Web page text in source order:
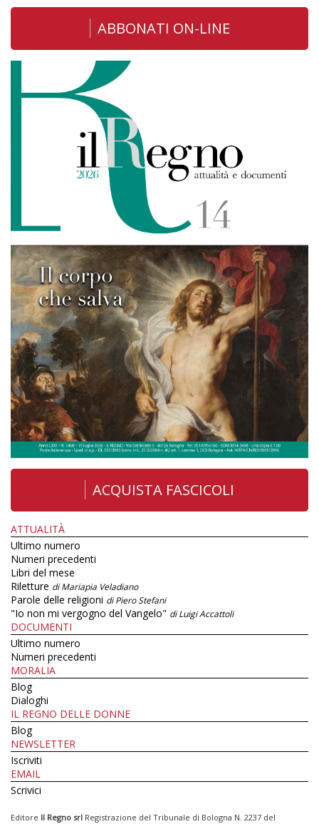
ABBONATI ON-LINE
ACQUISTA FASCICOLI
ATTUALITÀ
Ultimo numero
Numeri precedenti
Libri del mese
Riletture di Mariapia Veladiano
Parole delle religioni di Piero Stefani
"Io non mi vergogno del Vangelo" di Luigi Accattoli
DOCUMENTI
Ultimo numero
Numeri precedenti
MORALIA
Blog
Dialoghi
IL REGNO DELLE DONNE
Blog
NEWSLETTER
Iscriviti
EMAIL
Scrivici
Editore Il Regno srl Registrazione del Tribunale di Bologna N. 2237 del